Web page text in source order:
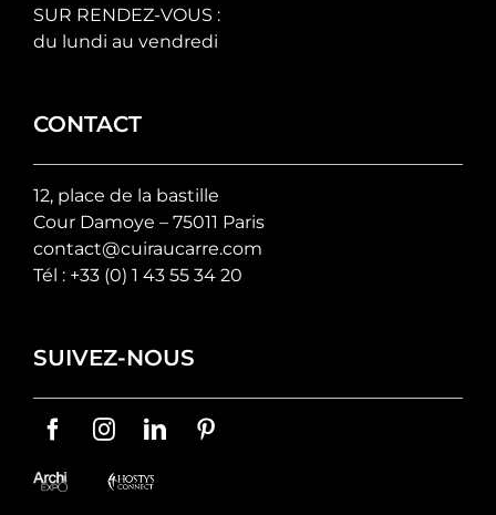
SUR RENDEZ-VOUS :
du lundi au vendredi
CONTACT
12, place de la bastille
Cour Damoye – 75011 Paris
contact@cuiraucarre.com
Tél : +33 (0) 1 43 55 34 20
SUIVEZ-NOUS